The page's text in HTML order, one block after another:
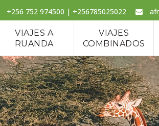
+256 752 974500 | +256785025022
VIAJES A
RUANDA
VIAJES
COMBINADOS